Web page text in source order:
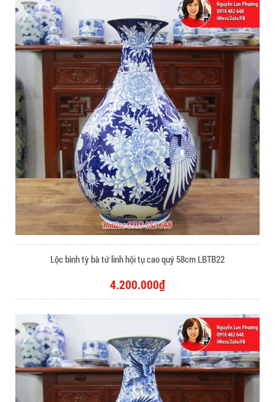
Lộc bình tỳ bà tứ linh hội tụ cao quý 58cm LBTB22
4.200.000₫